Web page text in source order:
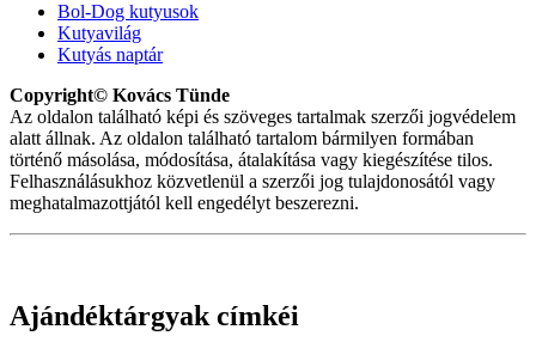
Bol-Dog kutyusok
Kutyavilág
Kutyás naptár
Copyright© Kovács Tünde
Az oldalon található képi és szöveges tartalmak szerzői jogvédelem
alatt állnak. Az oldalon található tartalom bármilyen formában
történő másolása, módosítása, átalakítása vagy kiegészítése tilos.
Felhasználásukhoz közvetlenül a szerzői jog tulajdonosától vagy
meghatalmazottjától kell engedélyt beszerezni.
Ajándéktárgyak címkéi